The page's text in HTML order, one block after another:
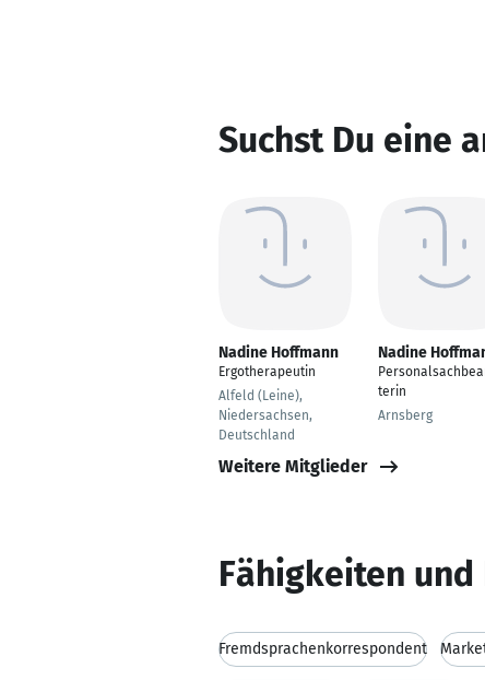
Suchst Du eine
Nadine Hoffmann
Ergotherapeutin
Alfeld (Leine),
Niedersachsen,
Deutschland
Nadine
terin
Arnsberg
Weitere Mitglieder
Fähigkeiten und
Fremdsprachenkorrespondent